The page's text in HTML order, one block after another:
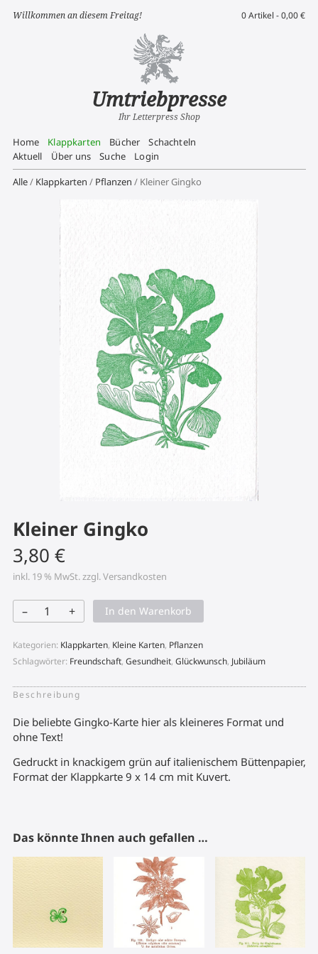
Willkommen an diesem Freitag!
Umtriebpresse
Ihr Letterpress Shop
0 Artikel -0,00€
Home Klappkarten Bücher
Schachteln
Aktuell
Über uns Suche
Login
Alle/ Klappkarten / Pflanzen / Kleiner Gingko
Kleiner Gingko
3,80 €
inkl. 19 % MwSt.zzgl.Versandkosten
–
Kleiner
Gingko
+ In den Warenkorb
Kategorien: Klappkarten, Kleine Karten, Pflanzen
Schlagwörter: Freundschaft, Gesundheit, Glückwunsch, Jubiläum
Beschreibung
Die beliebte Gingko-Karte hier als kleineres Format und
ohne Text!
Gedruckt in knackigem grün auf italienischem Büttenpapier,
Format der Klappkarte 9 x 14 cm mit Kuvert.
Das könnte Ihnen auch gefallen …